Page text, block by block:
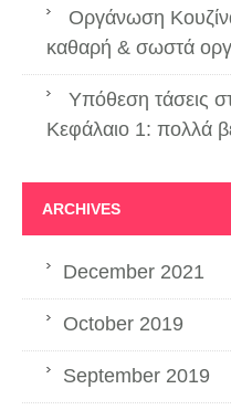
Οργάνωση
καθαρή & σωστά
Υπόθεση τάσεις
Κεφάλαιο 1: πολλά
ARCHIVES
December 2021
October 2019
September 2019